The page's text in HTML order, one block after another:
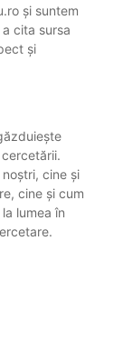
și suntem
cita sursa
și
cine și
cine și cum
lumea în